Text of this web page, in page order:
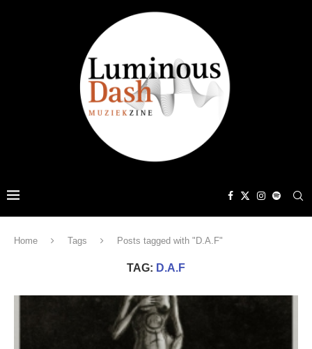
Home Tags Posts tagged with "D.A.F"
TAG: D.A.F